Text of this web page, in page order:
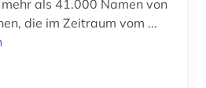
bibliothekskatalog (1)
als 41.000 Namen von
die im Zeitraum vom ...